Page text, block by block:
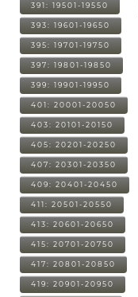
391: 19501-19550
393: 19601-19650
395: 19701-19750
397: 19801-19850
399: 19901-19950
401: 20001-20050
403: 20101-20150
405: 20201-20250
407: 20301-20350
409: 20401-20450
411: 20501-20550
413: 20601-20650
415: 20701-20750
417: 20801-20850
419: 20901-20950